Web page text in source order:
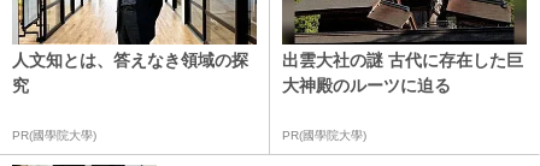
人文知とは、答えなき領域の探
究
PR(國學院大學)
出雲大社の謎 古代に存在した巨
大神殿のルーツに迫る
PR(國學院大學)